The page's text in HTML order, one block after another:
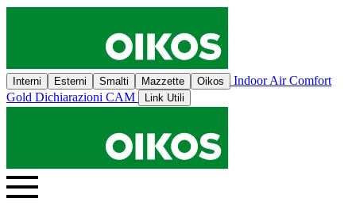
Interni Esterni Smalti Mazzette Oikos
Indoor Air Comfort
Gold Dichiarazioni CAM Link Utili